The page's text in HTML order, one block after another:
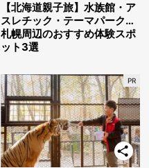
【北海道親子旅】水族館・ア
スレチック・テーマパーク…
札幌周辺のおすすめ体験スポ
ット3選